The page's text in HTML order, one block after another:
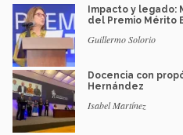
Impacto y legado:
del Premio Mérito
Guillermo Solorio
Docencia con
Hernández
Isabel Martínez